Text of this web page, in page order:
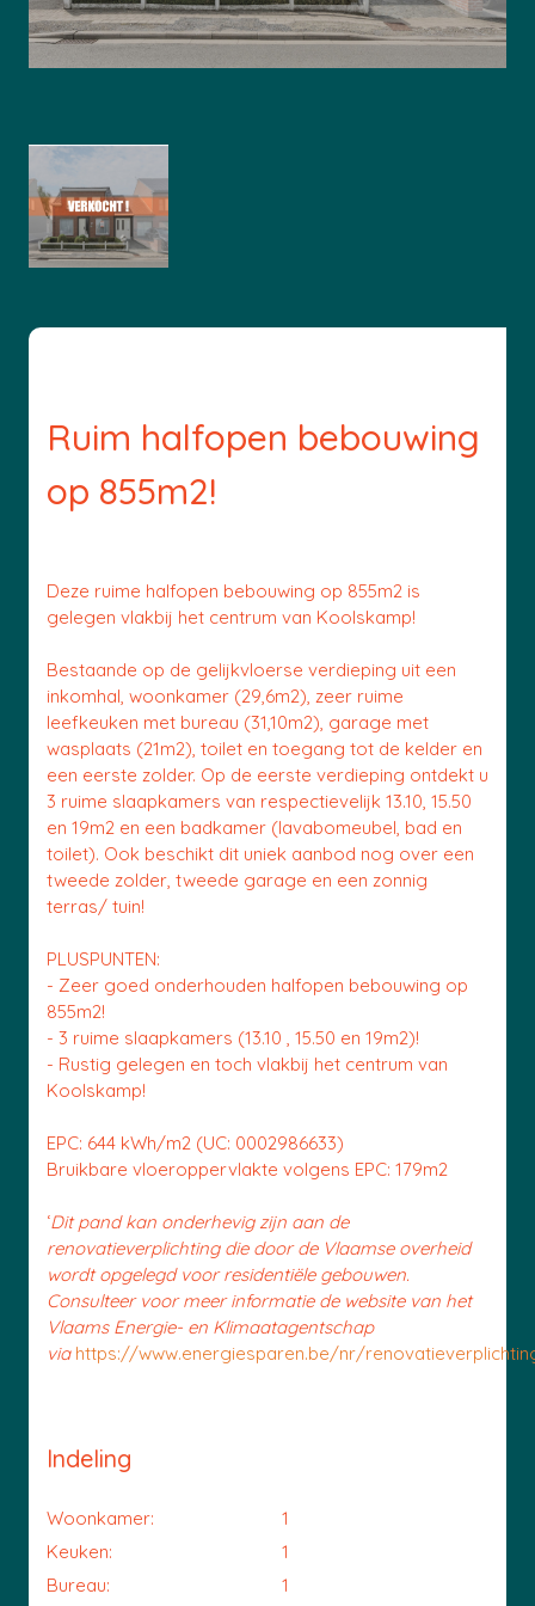
Ruim halfopen bebouwing
op 855m2!
Deze ruime halfopen bebouwing op 855m2 is
gelegen vlakbij het centrum van Koolskamp!
Bestaande op de gelijkvloerse verdieping uit een
inkomhal, woonkamer (29,6m2), zeer ruime
leefkeuken met bureau (31,10m2), garage met
wasplaats (21m2), toilet en toegang tot de kelder en
een eerste zolder. Op de eerste verdieping ontdekt u
3 ruime slaapkamers van respectievelijk 13.10, 15.50
en 19m2 en een badkamer (lavabomeubel, bad en
toilet). Ook beschikt dit uniek aanbod nog over een
tweede zolder, tweede garage en een zonnig
terras/ tuin!
PLUSPUNTEN:
- Zeer goed onderhouden halfopen bebouwing op
855m2!
- 3 ruime slaapkamers (13.10 , 15.50 en 19m2)!
- Rustig gelegen en toch vlakbij het centrum van
Koolskamp!
EPC: 644 kWh/m2 (UC: 0002986633)
Bruikbare vloeroppervlakte volgens EPC: 179m2
‘Dit pand kan onderhevig zijn aan de
renovatieverplichting die door de Vlaamse overheid
wordt opgelegd voor residentiële gebouwen.
Consulteer voor meer informatie de website van het
Vlaams Energie- en Klimaatagentschap
via https://www.energiesparen.be/nr/
Indeling
Woonkamer:
1
Keuken:
1
Bureau:
1